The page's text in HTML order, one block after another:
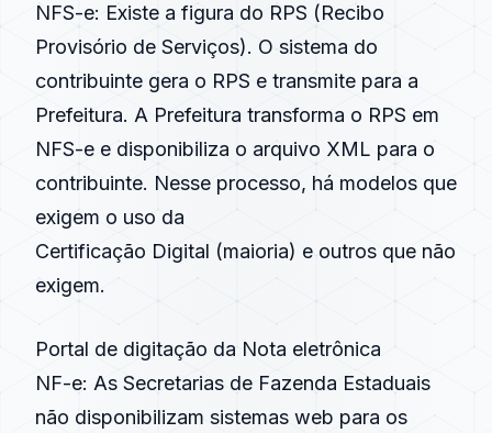
NFS-e: Existe a figura do RPS (Recibo
Provisório de Serviços). O sistema do
contribuinte gera o RPS e transmite para a
Prefeitura. A Prefeitura transforma o RPS em
NFS-e e disponibiliza o arquivo XML para o
contribuinte. Nesse processo, há modelos que
exigem o uso da
Certificação Digital (maioria) e outros que não
exigem.
Portal de digitação da Nota eletrônica
NF-e: As Secretarias de Fazenda Estaduais
não disponibilizam sistemas web para os